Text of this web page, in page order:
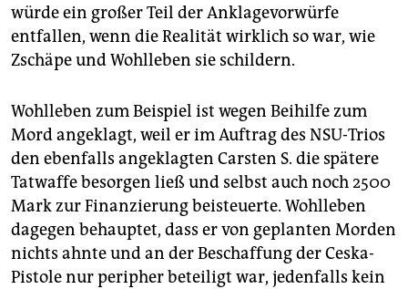
würde ein großer Teil der Anklagevorwürfe
entfallen, wenn die Realität wirklich so war, wie
Zschäpe und Wohlleben sie schildern.
Wohlleben zum Beispiel ist wegen Beihilfe zum
Mord angeklagt, weil er im Auftrag des NSU-Trios
den ebenfalls angeklagten Carsten S. die spätere
Tatwaffe besorgen ließ und selbst auch noch 2500
Mark zur Finanzierung beisteuerte. Wohlleben
dagegen behauptet, dass er von geplanten Morden
nichts ahnte und an der Beschaffung der Ceska-
Pistole nur peripher beteiligt war, jedenfalls kein